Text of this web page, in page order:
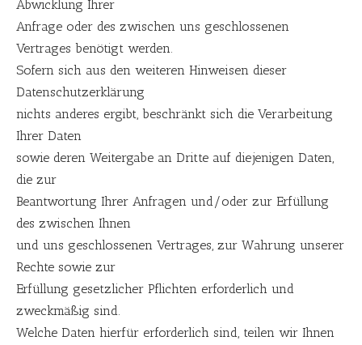
Abwicklung Ihrer
Anfrage oder des zwischen uns geschlossenen
Vertrages benötigt werden.
Sofern sich aus den weiteren Hinweisen dieser
Datenschutzerklärung
nichts anderes ergibt, beschränkt sich die Verarbeitung
Ihrer Daten
sowie deren Weitergabe an Dritte auf diejenigen Daten,
die zur
Beantwortung Ihrer Anfragen und/oder zur Erfüllung
des zwischen Ihnen
und uns geschlossenen Vertrages, zur Wahrung unserer
Rechte sowie zur
Erfüllung gesetzlicher Pflichten erforderlich und
zweckmäßig sind.
Welche Daten hierfür erforderlich sind, teilen wir Ihnen